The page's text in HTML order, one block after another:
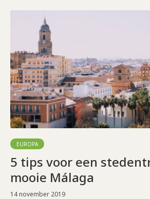
EUROPA
5 tips voor een
mooie Málaga
14 november 2019